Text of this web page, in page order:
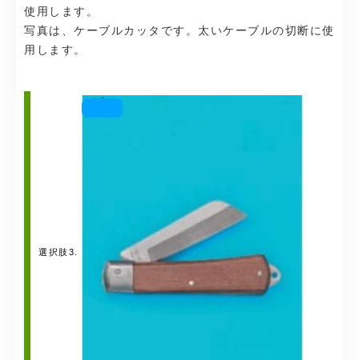
使用します。
写真は、ケーブルカッタです。太いケーブルの切断に使
用します。
選択肢3.